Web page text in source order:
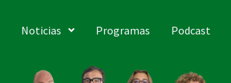
Noticias Programas Podcast